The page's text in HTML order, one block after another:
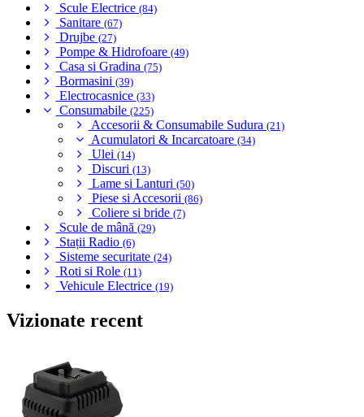
Scule Electrice (84)
Sanitare (67)
Drujbe (27)
Pompe & Hidrofoare (49)
Casa si Gradina (75)
Bormasini (39)
Electrocasnice (33)
Consumabile (225)
Accesorii & Consumabile Sudura (21)
Acumulatori & Incarcatoare (34)
Ulei (14)
Discuri (13)
Lame si Lanturi (50)
Piese si Accesorii (86)
Coliere si bride (7)
Scule de mână (29)
Stații Radio (6)
Sisteme securitate (24)
Roti si Role (11)
Vehicule Electrice (19)
Vizionate recent